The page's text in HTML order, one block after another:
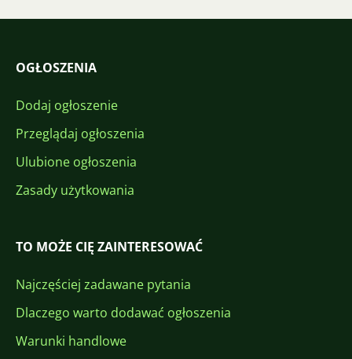
OGŁOSZENIA
Dodaj ogłoszenie
Przeglądaj ogłoszenia
Ulubione ogłoszenia
Zasady użytkowania
TO MOŻE CIĘ ZAINTERESOWAĆ
Najczęściej zadawane pytania
Dlaczego warto dodawać ogłoszenia
Warunki handlowe